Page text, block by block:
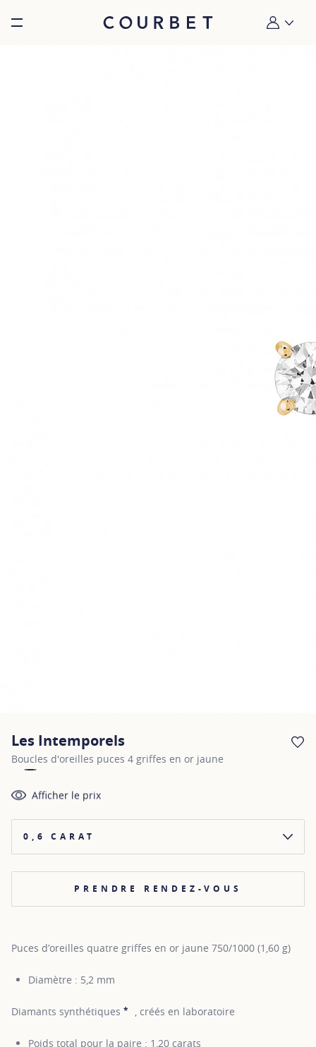
Burger toggle menu Mon
Les Intemporels
Boucles d'oreilles puces 4 griffes en or jaune
Afficher le prix
0,6 CARAT
PRENDRE RENDEZ-VOUS
Puces d’oreilles quatre griffes en or jaune 750/1000 (1,60 g)
Diamètre : 5,2 mm
Diamants synthétiques * SHOW TOOLTIP
, créés en laboratoire
Poids total pour la paire : 1,20 carats